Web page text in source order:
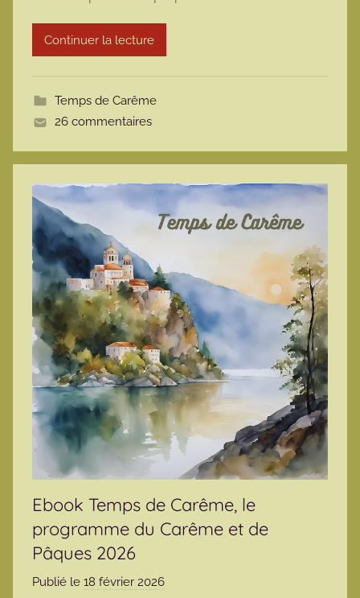
r
Continuer la lecture
Temps de Carême
26 commentaires
Ebook Temps de Carême, le
programme du Carême et de
Pâques 2026
Publié le 18 février 2026